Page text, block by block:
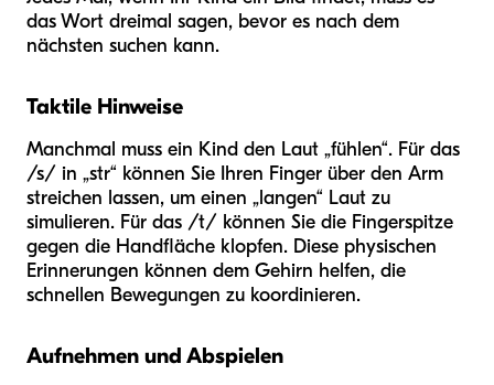
das Wort dreimal sagen, bevor es nach dem
nächsten suchen kann.
Taktile Hinweise
Manchmal muss ein Kind den Laut „fühlen“. Für das
/s/ in „str“ können Sie Ihren Finger über den Arm
streichen lassen, um einen „langen“ Laut zu
simulieren. Für das /t/ können Sie die Fingerspitze
gegen die Handfläche klopfen. Diese physischen
Erinnerungen können dem Gehirn helfen, die
schnellen Bewegungen zu koordinieren.
Aufnehmen und Abspielen